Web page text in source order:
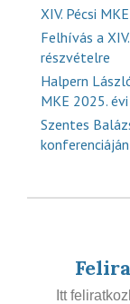
XIV. Pécsi
Felhívás a
részvételre
Halpern
MKE 2025.
Szentes
konferenciáján
Itt